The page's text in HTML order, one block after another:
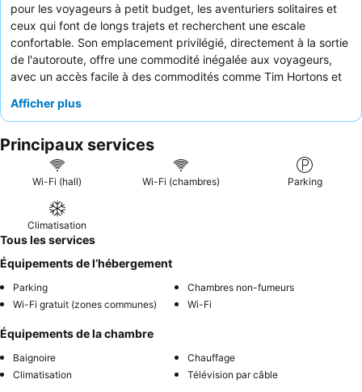
pour les voyageurs à petit budget, les aventuriers solitaires et
ceux qui font de longs trajets et recherchent une escale
confortable. Son emplacement privilégié, directement à la sortie
de l'autoroute, offre une commodité inégalée aux voyageurs,
avec un accès facile à des commodités comme Tim Hortons et
réfrigérateur
client. Les clients louent constamment le personnel chaleureux
et serviable, soulignant particulièrement l'efficacité du service
de la réception et les délicieux petits pains faits maison livrés
clients recommandent de demander une chambre donnant sur
l'arrière, loin de l'autoroute.
Afficher plus
Principaux services
Wi-Fi (hall) Wi-Fi (chambres) Parking
Climatisation
Tous les services
Équipements de l’hébergement
Parking
Chambres non-fumeurs
Wi-Fi gratuit (zones communes)
Wi-Fi
Équipements de la chambre
Baignoire
Chauffage
Climatisation
Télévision par câble